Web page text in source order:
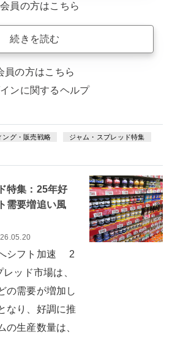
員の方はこちら
続きを読む
員の方はこちら
ンに関するヘルプ
ング・販売戦略 ジャム・スプレッド特集
特集：25年好
需要増追い風
シフト加速 2
ッド市場は、
の需要が増加し
なり、好調に推
の生産数量は、